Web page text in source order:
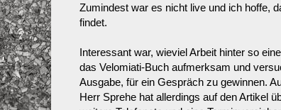
Zumindest war es nicht live und ich hoffe,
findet.
Interessant war, wieviel Arbeit hinter so
das Velomiati-Buch aufmerksam und
Ausgabe, für ein Gespräch zu gewinnen.
Herr Sprehe hat allerdings auf den Artikel